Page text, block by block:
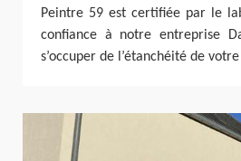
Peintre 59 est certifiée par le
confiance à notre entreprise
s’occuper de l’étanchéité de